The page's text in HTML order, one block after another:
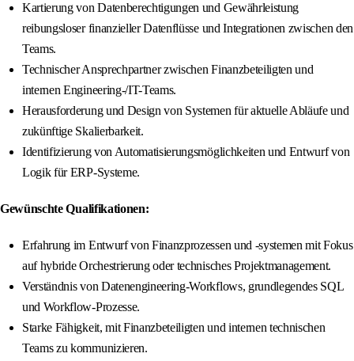
Kartierung von Datenberechtigungen und Gewährleistung
reibungsloser finanzieller Datenflüsse und Integrationen zwischen den
Teams.
Technischer Ansprechpartner zwischen Finanzbeteiligten und
internen Engineering-/IT-Teams.
Herausforderung und Design von Systemen für aktuelle Abläufe und
zukünftige Skalierbarkeit.
Identifizierung von Automatisierungsmöglichkeiten und Entwurf von
Logik für ERP-Systeme.
Gewünschte Qualifikationen:
Erfahrung im Entwurf von Finanzprozessen und -systemen mit Fokus
auf hybride Orchestrierung oder technisches Projektmanagement.
Verständnis von Datenengineering-Workflows, grundlegendes SQL
und Workflow-Prozesse.
Starke Fähigkeit, mit Finanzbeteiligten und internen technischen
Teams zu kommunizieren.